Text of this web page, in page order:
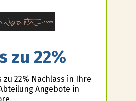
zu 22%
zu 22% Nachlass in Ihre
Angebote in